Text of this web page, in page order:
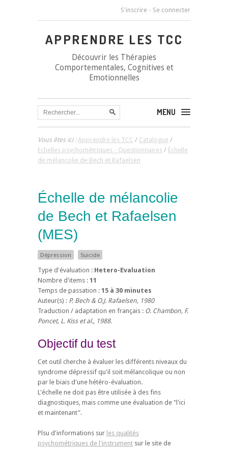
S'inscrire - Se connecter
APPRENDRE LES TCC
Découvrir les Thérapies
Comportementales, Cognitives et
Emotionnelles
MENU
Vous êtes ici :Apprendre les TCC / Catalogue /
Echelles psychométriques - Questionnaires / Échelle
de mélancolie de Bech et Rafaelsen
Échelle de mélancolie
de Bech et Rafaelsen
(MES)
Dépression Suicide
Type d'évaluation : Hetero-Evaluation
Nombre d'items : 11
Temps de passation : 15 à 30 minutes
Auteur(s) : P. Bech & O.J. Rafaelsen, 1980
Traduction / adaptation en français : O. Chambon, F.
Poncet, L. Kiss et al., 1988.
Objectif du test
Cet outil cherche à évaluer les différents niveaux du
syndrome dépressif qu'il soit mélancolique ou non
par le biais d'une hétéro-évaluation.
L'échelle ne doit pas être utilisée à des fins
diagnostiques, mais comme une évaluation de "l'ici
et maintenant".
Plsu d'informations sur les qualités
psychométriques de l'instrument sur le site de